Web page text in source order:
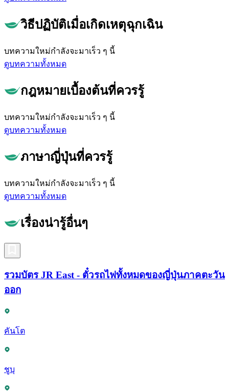
วิธีปฏิบัติเมื่อเกิดเหตุฉุกเฉิน
บทความใหม่กำลังจะมาเร็ว ๆ นี้
ดูบทความทั้งหมด
กฎหมายเบื้องต้นที่ควรรู้
บทความใหม่กำลังจะมาเร็ว ๆ นี้
ดูบทความทั้งหมด
ภาษาญี่ปุ่นที่ควรรู้
บทความใหม่กำลังจะมาเร็ว ๆ นี้
ดูบทความทั้งหมด
เรื่องน่ารู้อื่นๆ
รวมบัตร JR East - ตั๋วรถไฟทั้งหมดของญี่ปุ่นภาคตะวัน
ออก
คันโต
ชูบุ